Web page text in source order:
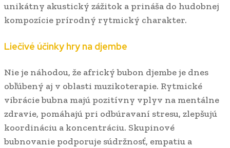
unikátny akustický zážitok a prináša do hudobnej
kompozície prírodný rytmický charakter.
Liečivé účinky hry na djembe
Nie je náhodou, že africký bubon djembe je dnes
obľúbený aj v oblasti muzikoterapie. Rytmické
vibrácie bubna majú pozitívny vplyv na mentálne
zdravie, pomáhajú pri odbúravaní stresu, zlepšujú
koordináciu a koncentráciu. Skupinové
bubnovanie podporuje súdržnosť, empatiu a